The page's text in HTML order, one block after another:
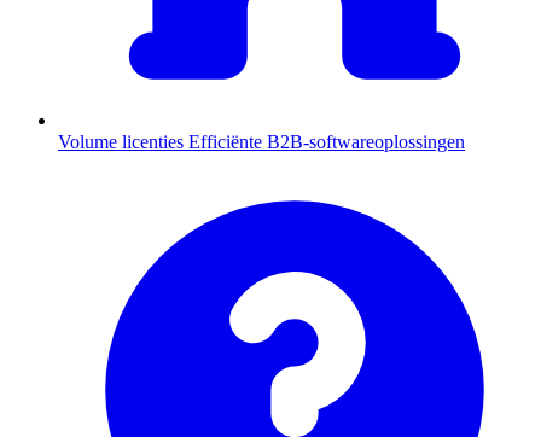
Volume licenties Efficiënte B2B-softwareoplossingen